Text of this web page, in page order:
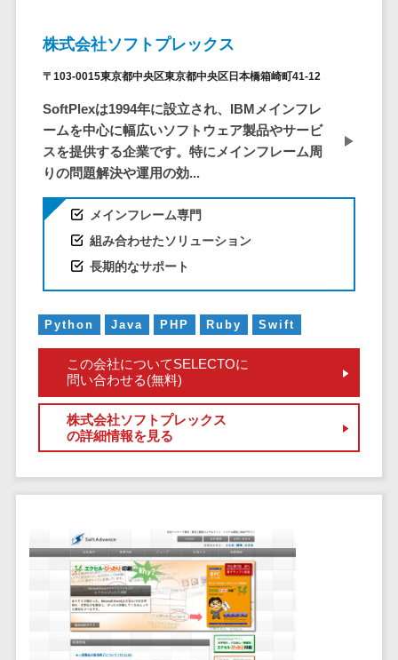
電子カルテ>
障害福祉ソフト>
介護ソフト>
オンライン診療システム>
オンコール代行サービス>
訪問看護ステーション向けサービ
ス>
健康診断システム>
診療予約システム>
歯科予約システム>
リハビリ管理システム>
医薬品在庫管理システム>
電子薬歴システム>
不動産業界向け
不動産管理サービス>
不動産業務支援サービス>
不動産ホームページ制作>
不動産オーナーアプリ>
入居者管理アプリ>
テム
プロジェクト
管理ツール
ービス
ービス
データセンタ
クラウド基盤
クローニング
ツール
データセンタ
ー監視自動化
IoT空調制御
IoTプラットフ
ォーム
IT資産管理ツー
ル
SaaS管理ツー
株式会社ソフトプレックス
〒103-0015東京都中央区東京都中央区日本橋箱崎町41-12
SoftPlexは1994年に設立され、IBMメインフレ
ームを中心に幅広いソフトウェア製品やサービ
スを提供する企業です。特にメインフレーム周
りの問題解決や運用の効...
メインフレーム専門
組み合わせたソリューション
長期的なサポート
Python Java PHP Ruby Swift
この会社についてSELECTOに
問い合わせる(無料)
株式会社ソフトプレックス
の詳細情報を見る